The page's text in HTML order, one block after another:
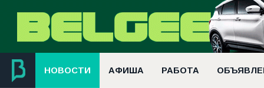
НОВОСТИ АФИША РАБОТА